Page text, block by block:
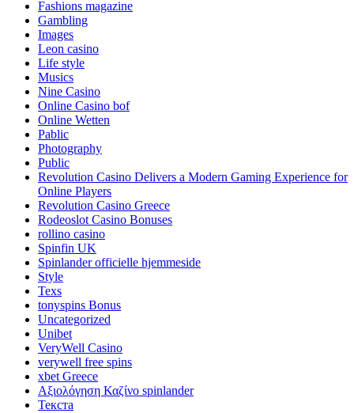
Fashions magazine
Gambling
Images
Leon casino
Life style
Musics
Nine Casino
Online Casino bof
Online Wetten
Pablic
Photography
Public
Revolution Casino Delivers a Modern Gaming Experience for
Online Players
Revolution Casino Greece
Rodeoslot Casino Bonuses
rollino casino
Spinfin UK
Spinlander officielle hjemmeside
Style
Texs
tonyspins Bonus
Uncategorized
Unibet
VeryWell Casino
verywell free spins
xbet Greece
Αξιολόγηση Καζίνο spinlander
Текста